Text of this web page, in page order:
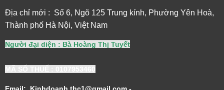
Địa chỉ mới : Số 6, Ngõ 125 Trung kính, Phường Yên Hoà,
Thành phố Hà Nội, Việt Nam
Người đại diện : Bà Hoàng Thị Tuyết
MÃ SỐ THUẾ : 0107953460